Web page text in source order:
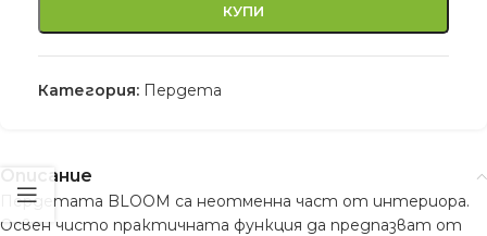
КУПИ
Категория: Пердета
Описание
Пердетата BLOOM са неотменна част от интериора.
Освен чисто практичната функция да предпазват от